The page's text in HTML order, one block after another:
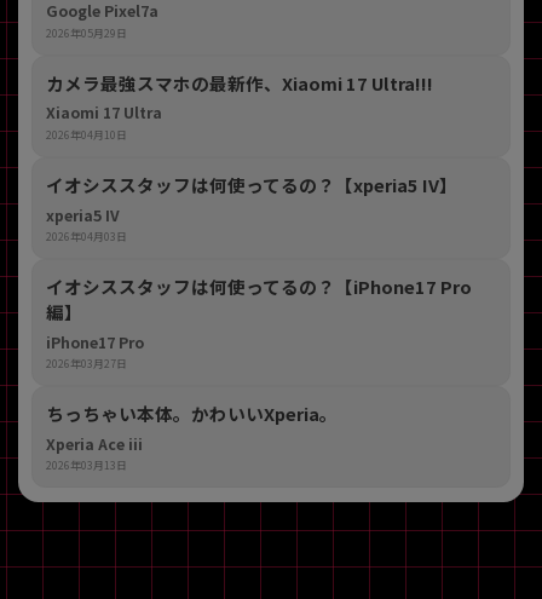
Google Pixel7a
2026年05月29日
カメラ最強スマホの最新作、Xiaomi 17 Ultra!!!
Xiaomi 17 Ultra
2026年04月10日
イオシススタッフは何使ってるの？【xperia5 IV】
xperia5 IV
2026年04月03日
イオシススタッフは何使ってるの？【iPhone17 Pro
編】
iPhone17 Pro
2026年03月27日
ちっちゃい本体。かわいいXperia。
Xperia Ace iii
2026年03月13日